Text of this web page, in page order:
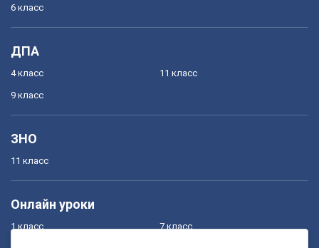
6 класс
ДПА
4 класс
9 класс
11 класс
ЗНО
11 класс
Онлайн уроки
1 класс 7 класс